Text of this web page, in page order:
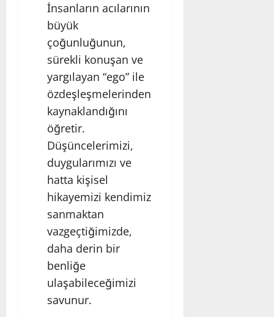
İnsanların acılarının
büyük
çoğunluğunun,
sürekli konuşan ve
yargılayan “ego” ile
özdeşleşmelerinden
kaynaklandığını
öğretir.
Düşüncelerimizi,
duygularımızı ve
hatta kişisel
hikayemizi kendimiz
sanmaktan
vazgeçtiğimizde,
daha derin bir
benliğe
ulaşabileceğimizi
savunur.